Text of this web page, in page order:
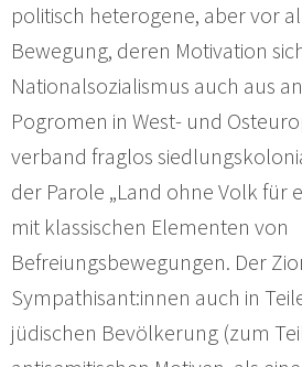
politisch heterogene, aber vor
Bewegung, deren Motivation
Nationalsozialismus auch aus
Pogromen in West- und
verband fraglos
der Parole „Land ohne Volk für
mit klassischen Elementen von
Befreiungsbewegungen. Der
Sympathisant:innen auch in
jüdischen Bevölkerung (zum